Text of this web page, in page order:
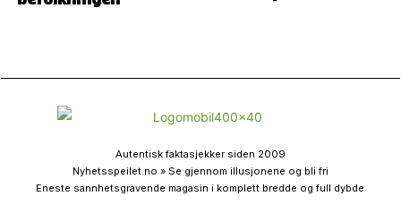
Autentisk faktasjekker siden 2009
Nyhetsspeilet.no » Se gjennom illusjonene og bli fri
Eneste sannhetsgravende magasin i komplett bredde og full dybde